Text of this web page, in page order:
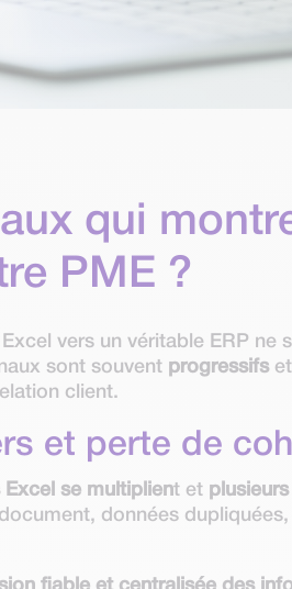
qui
PME ?
vers un véritable ERP ne
sont souvent progressifset
client.
et perte de
Excel se multiplient et
données